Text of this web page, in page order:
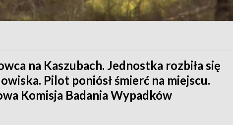
na Kaszubach. Jednostka rozbiła się
Pilot poniósł śmierć na miejscu.
Komisja Badania Wypadków